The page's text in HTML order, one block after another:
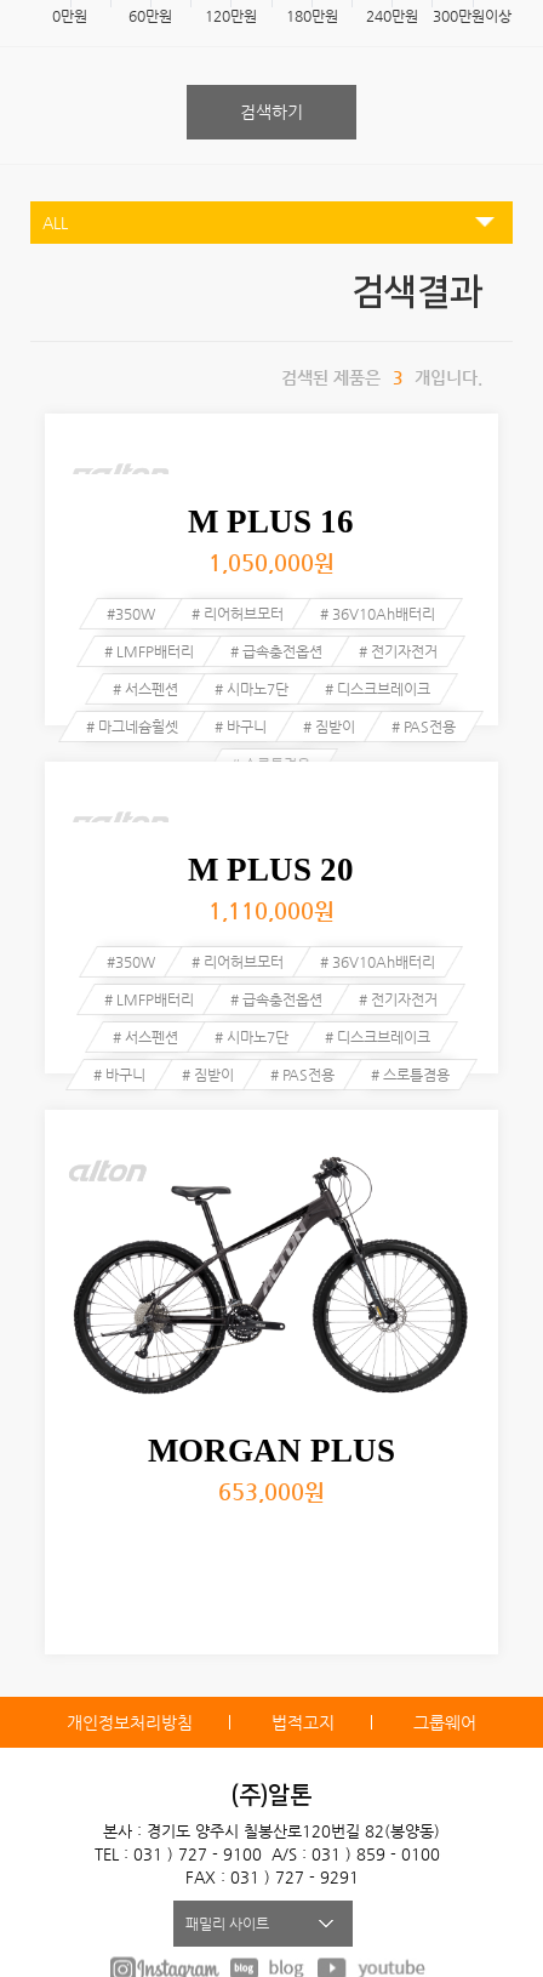
0만원 60만원 120만원 180만원 240만원 300만원이상
검색하기
검색결과
검색된 제품은 3 개입니다.
M PLUS 16
1,050,000원
#350W # 리어허브모터 # 36V10Ah배터리
# LMFP배터리 # 급속충전옵션 # 전기자전거
# 서스펜션 # 시마노7단 # 디스크브레이크
# 마그네슘휠셋 # 바구니 # 짐받이 # PAS전용
# 스로틀겸용
M PLUS 20
1,110,000원
#350W # 리어허브모터 # 36V10Ah배터리
# LMFP배터리 # 급속충전옵션 # 전기자전거
# 서스펜션 # 시마노7단 # 디스크브레이크
# 바구니 # 짐받이 # PAS전용 # 스로틀겸용
MORGAN PLUS
653,000원
개인정보처리방침 법적고지 그룹웨어
(주)알톤
본사 : 경기도 양주시 칠봉산로120번길 82(봉양동)
TEL : 031 ) 727 - 9100
A/S : 031 ) 859 - 0100
FAX : 031 ) 727 - 9291
패밀리 사이트